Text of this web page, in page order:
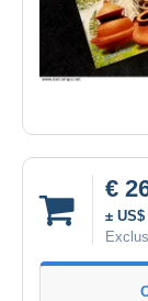
€
± US$